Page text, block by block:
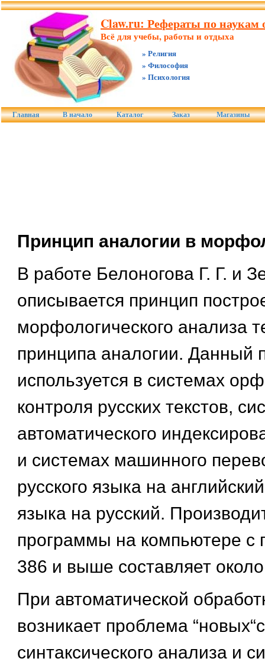
Claw.ru: Рефераты по наукам
Всё для учебы, работы и отдыха
» Религия
» Философия
» Психология
Главная В начало Каталог Заказ Магазины
Принцип аналогии в
В работе Белоногова Г. Г. и
описывается принцип
морфологического анализа
принципа аналогии. Данный
используется в системах
контроля русских текстов,
автоматического
и системах машинного
русского языка на
языка на русский.
программы на компьютере с
386 и выше составляет
При автоматической
возникает проблема
синтаксического анализа и